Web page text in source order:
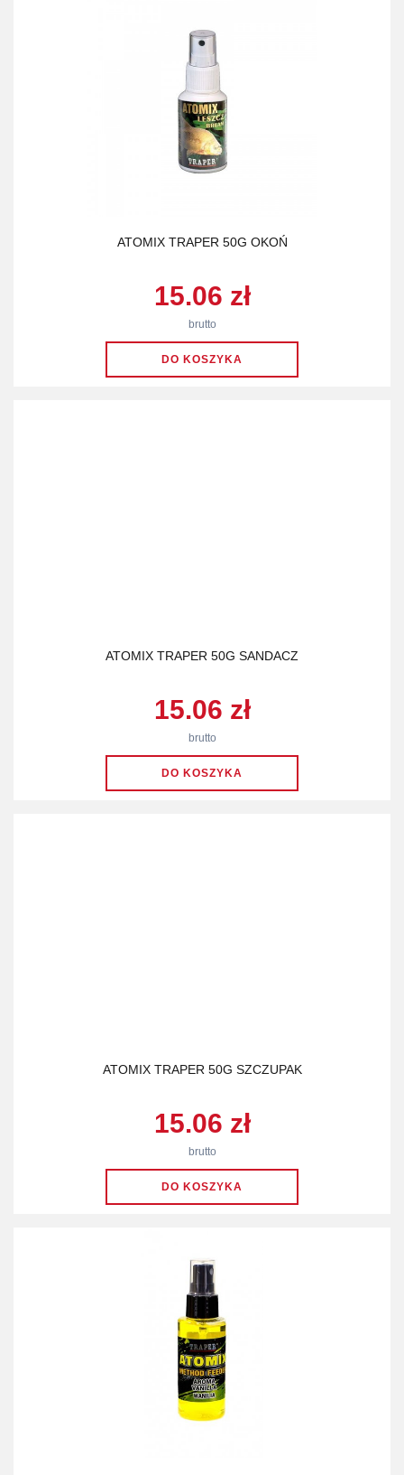
ATOMIX TRAPER 50G OKOŃ
15.06 zł
brutto
ATOMIX TRAPER 50G SANDACZ
15.06 zł
brutto
ATOMIX TRAPER 50G SZCZUPAK
15.06 zł
brutto